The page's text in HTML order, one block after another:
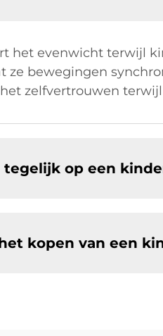
het evenwicht terwijl
ze bewegingen
zelfvertrouwen
op een
kopen van een